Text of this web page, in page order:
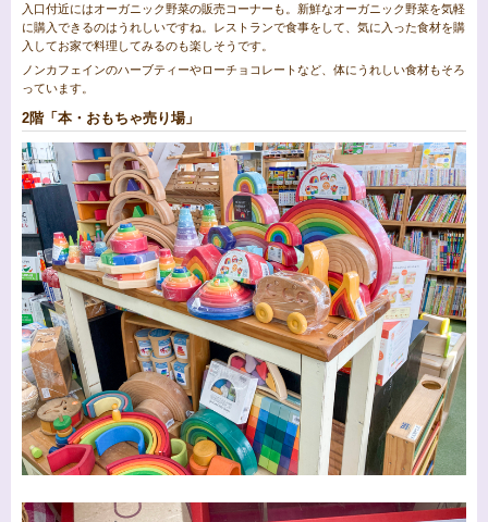
入口付近にはオーガニック野菜の販売コーナーも。新鮮なオーガニック野菜を気軽
に購入できるのはうれしいですね。レストランで食事をして、気に入った食材を購
入してお家で料理してみるのも楽しそうです。
ノンカフェインのハーブティーやローチョコレートなど、体にうれしい食材もそろ
っています。
2階「本・おもちゃ売り場」